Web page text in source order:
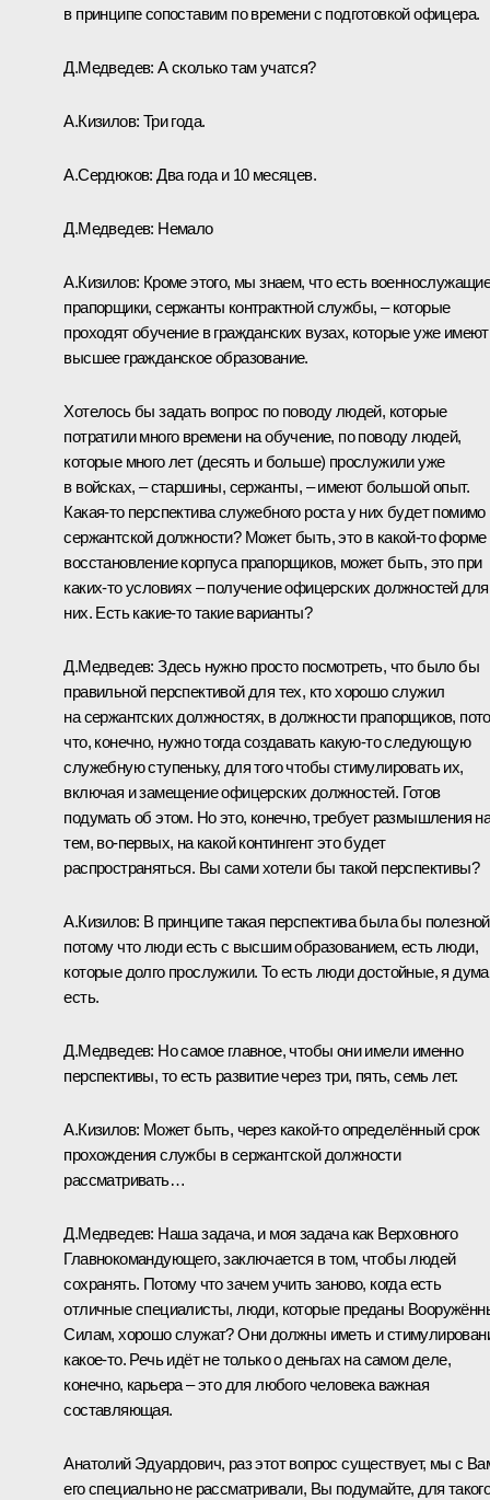
в принципе сопоставим по времени с подготовкой офицера.
Д.Медведев: А сколько там учатся?
А.Кизилов: Три года.
А.Сердюков: Два года и 10 месяцев.
Д.Медведев: Немало
А.Кизилов: Кроме этого, мы знаем, что есть
прапорщики, сержанты контрактной службы, – которые
проходят обучение в гражданских вузах, которые уже имеют
высшее гражданское образование.
Хотелось бы задать вопрос по поводу людей, которые
потратили много времени на обучение, по поводу людей,
которые много лет (десять и больше) прослужили уже
в войсках, – старшины, сержанты, – имеют большой опыт.
Какая‑то перспектива служебного роста у них будет помимо
сержантской должности? Может быть, это в какой‑то форме
восстановление корпуса прапорщиков, может быть, это при
каких‑то условиях – получение офицерских должностей для
них. Есть какие‑то такие варианты?
Д.Медведев: Здесь нужно просто посмотреть, что было бы
правильной перспективой для тех, кто хорошо служил
на сержантских должностях, в должности прапорщиков,
что, конечно, нужно тогда создавать какую‑то следующую
служебную ступеньку, для того чтобы стимулировать их,
включая и замещение офицерских должностей. Готов
подумать об этом. Но это, конечно, требует размышления
тем, во‑первых, на какой контингент это будет
распространяться. Вы сами хотели бы такой перспективы?
А.Кизилов: В принципе такая перспектива была бы
потому что люди есть с высшим образованием, есть люди,
которые долго прослужили. То есть люди достойные, я
есть.
Д.Медведев: Но самое главное, чтобы они имели именно
перспективы, то есть развитие через три, пять, семь лет.
А.Кизилов: Может быть, через какой‑то определённый срок
прохождения службы в сержантской должности
рассматривать…
Д.Медведев: Наша задача, и моя задача как Верховного
Главнокомандующего, заключается в том, чтобы людей
сохранять. Потому что зачем учить заново, когда есть
отличные специалисты, люди, которые преданы
Силам, хорошо служат? Они должны иметь и
какое‑то. Речь идёт не только о деньгах на самом деле,
конечно, карьера – это для любого человека важная
составляющая.
Анатолий Эдуардович, раз этот вопрос существует, мы с
его специально не рассматривали, Вы подумайте, для